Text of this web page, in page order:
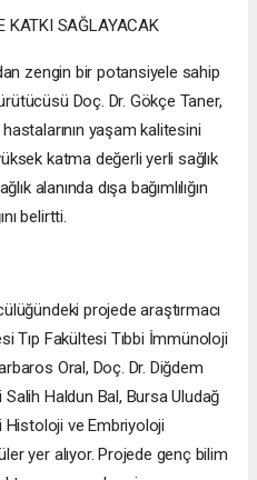
KATKI SAĞLAYACAK
zengin bir potansiyele sahip
Doç. Dr. Gökçe Taner,
yaşam kalitesini
katma değerli yerli sağlık
alanında dışa bağımlılığın
belirtti.
projede araştırmacı
Tıp Fakültesi Tıbbi İmmünoloji
Oral, Doç. Dr. Diğdem
Haldun Bal, Bursa Uludağ
ve Embriyoloji
yer alıyor. Projede genç bilim